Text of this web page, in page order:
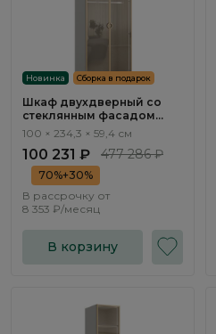
Новинка Сборка в подарок
Шкаф двухдверный со
стеклянным фасадом
Тиара / Tiara RT321.1.F
100 × 234,3 × 59,4 см
100 231 ₽ 477 286 ₽
70%+30%
В рассрочку от
8 353 ₽/месяц
В корзину